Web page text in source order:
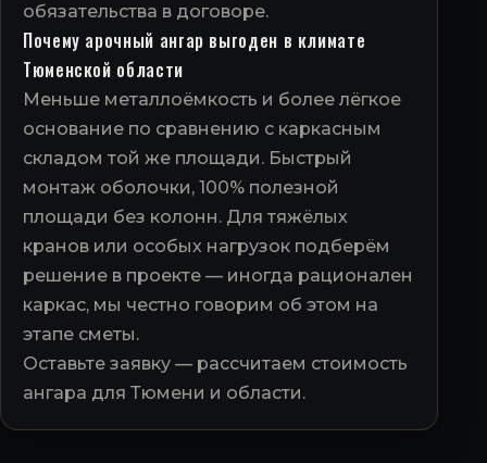
обязательства в договоре.
Почему арочный ангар выгоден в климате
Тюменской области
Меньше металлоёмкость и более лёгкое
основание по сравнению с каркасным
складом той же площади. Быстрый
монтаж оболочки, 100% полезной
площади без колонн. Для тяжёлых
кранов или особых нагрузок подберём
решение в проекте — иногда рационален
каркас, мы честно говорим об этом на
этапе сметы.
Оставьте заявку — рассчитаем стоимость
ангара для Тюмени и области.